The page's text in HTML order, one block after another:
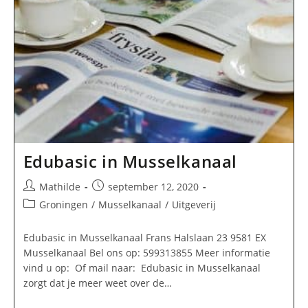
Edubasic in Musselkanaal
Bericht
auteur:
Mathilde
Bericht
gepubliceerd
september 12, 2020
Berichtcategorie:
Groningen / Musselkanaal / Uitgeverij
Edubasic in Musselkanaal Frans Halslaan 23 9581 EX
Musselkanaal Bel ons op: 599313855 Meer informatie
vind u op: Of mail naar: Edubasic in Musselkanaal
zorgt dat je meer weet over de…